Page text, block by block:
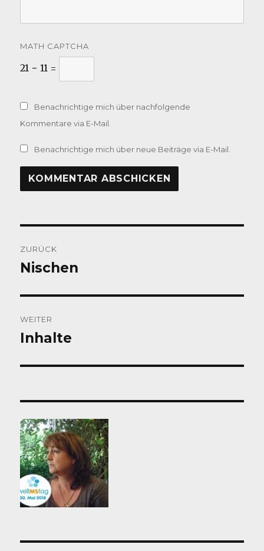
MATH CAPTCHA
21 − 11 =
Benachrichtige mich über nachfolgende
Kommentare via E-Mail.
Benachrichtige mich über neue Beiträge via E-Mail.
ZURÜCK
Vorheriger
Nischen
WEITER
Nächster
Inhalte